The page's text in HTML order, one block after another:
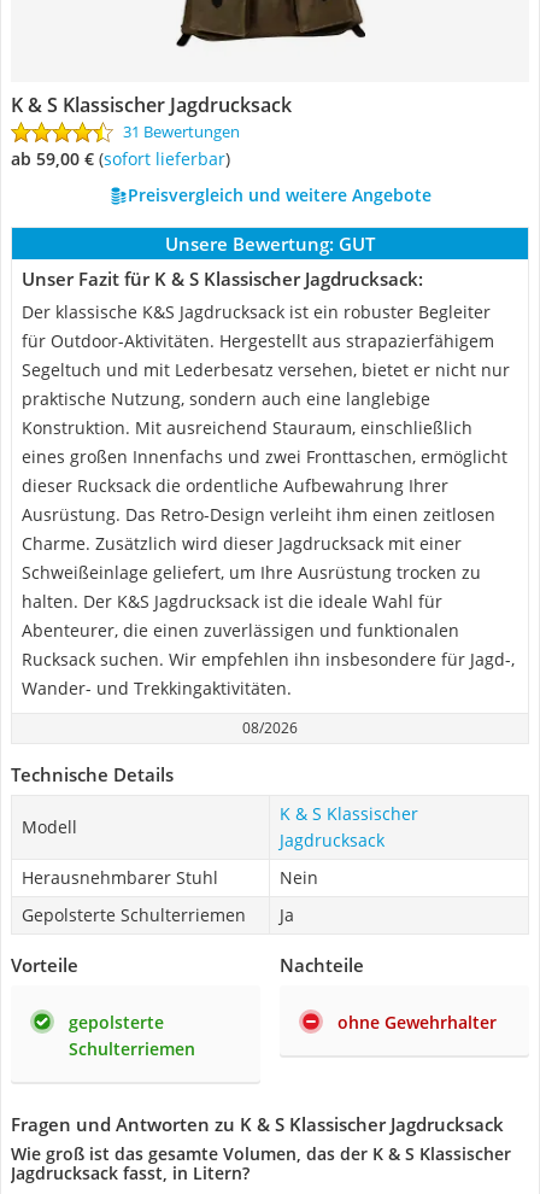
K & S Klassischer Jagdrucksack
31 Bewertungen
ab 59,00 € ( Sofort lieferbar)
Preisvergleich und weitere Angebote
Unsere Bewertung: GUT
Unser Fazit für K & S Klassischer Jagdrucksack:
Der klassische K&S Jagdrucksack ist ein robuster Begleiter
für Outdoor-Aktivitäten. Hergestellt aus strapazierfähigem
Segeltuch und mit Lederbesatz versehen, bietet er nicht nur
praktische Nutzung, sondern auch eine langlebige
Konstruktion. Mit ausreichend Stauraum, einschließlich
eines großen Innenfachs und zwei Fronttaschen, ermöglicht
dieser Rucksack die ordentliche Aufbewahrung Ihrer
Ausrüstung. Das Retro-Design verleiht ihm einen zeitlosen
Charme. Zusätzlich wird dieser Jagdrucksack mit einer
Schweißeinlage geliefert, um Ihre Ausrüstung trocken zu
halten. Der K&S Jagdrucksack ist die ideale Wahl für
Abenteurer, die einen zuverlässigen und funktionalen
Rucksack suchen. Wir empfehlen ihn insbesondere für Jagd-,
Wander- und Trekkingaktivitäten.
08/2026
Technische Details
Modell
K & S Klassischer
Jagdrucksack
Herausnehmbarer Stuhl
Nein
Gepolsterte Schulterriemen
Ja
Vorteile
gepolsterte
Schulterriemen
Nachteile
ohne Gewehrhalter
Fragen und Antworten zu K & S Klassischer Jagdrucksack
Wie groß ist das gesamte Volumen, das der K & S Klassischer
Jagdrucksack fasst, in Litern?